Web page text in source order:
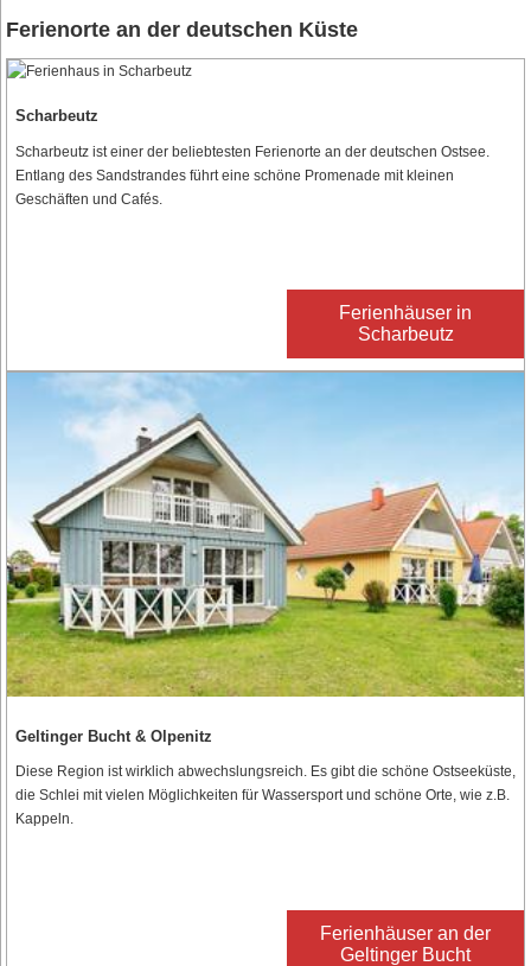
Ferienorte an der deutschen Küste
Scharbeutz
Scharbeutz ist einer der beliebtesten Ferienorte an der deutschen Ostsee.
Entlang des Sandstrandes führt eine schöne Promenade mit kleinen
Geschäften und Cafés.
Ferienhäuser in
Scharbeutz
Geltinger Bucht & Olpenitz
Diese Region ist wirklich abwechslungsreich. Es gibt die schöne Ostseeküste,
die Schlei mit vielen Möglichkeiten für Wassersport und schöne Orte, wie z.B.
Kappeln.
Ferienhäuser an der
Geltinger Bucht